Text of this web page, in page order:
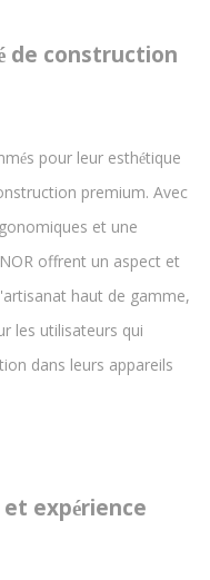
de construction
és pour leur esthétique
premium. Avec
et une
offrent un aspect et
haut de gamme,
les utilisateurs qui
dans leurs appareils
et expérience